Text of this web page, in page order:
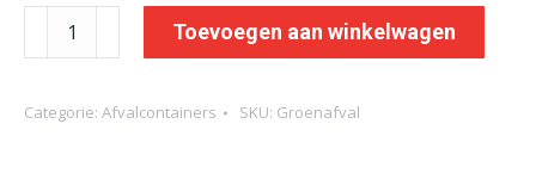
Groenafval
aantal
Toevoegen aan winkelwagen
Categorie: Afvalcontainers SKU: Groenafval